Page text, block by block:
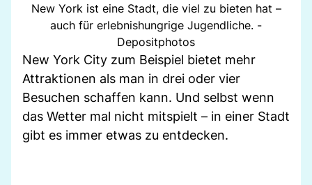
New York ist eine Stadt, die viel zu bieten hat –
auch für erlebnishungrige Jugendliche. -
Depositphotos
New York City zum Beispiel bietet mehr
Attraktionen als man in drei oder vier
Besuchen schaffen kann. Und selbst wenn
das Wetter mal nicht mitspielt – in einer Stadt
gibt es immer etwas zu entdecken.